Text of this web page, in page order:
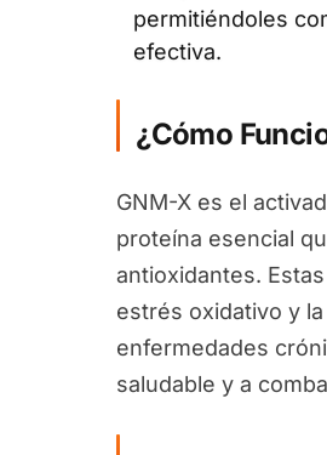
permitiéndoles
efectiva.
¿Cómo
GNM-X es el
proteína esencial
antioxidantes.
estrés oxidativo y
enfermedades
saludable y a